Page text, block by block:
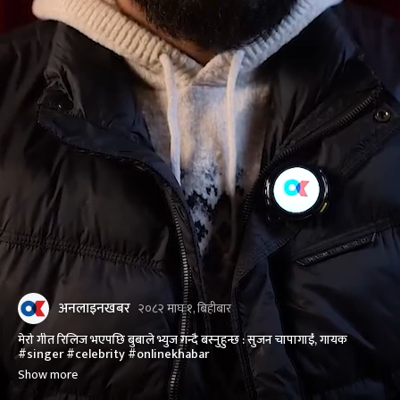
अनलाइनखबर २०८२ माघ १, बिहीबार
मेरो गीत रिलिज भएपछि बुबाले भ्युज गन्दै बस्नुहुन्छ : सुजन चापागाईं, गायक
#singer #celebrity #onlinekhabar
Show more